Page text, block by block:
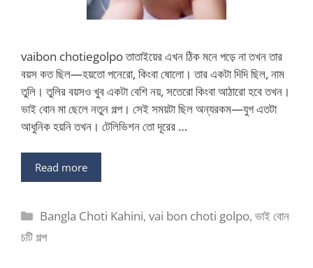
vaibon chotiegolpo তাতাইয়ের এখন ঠিক মনে পড়ে না তখন তার
বয়স কত ছিল—হয়তো পনেরো, কিংবা ষোলো। তার একটা দিদি ছিল, নাম
তুলি। তুলির বয়সও খুব একটা বেশি নয়, সতেরো কিংবা আঠারো হবে তখন।
ভাই বোন মা ছেলে নতুন গল্প। সেই সময়টা ছিল অন্যরকম—যুগ এতটা
আধুনিক হয়নি তখন। টেলিভিশন তো দূরের …
Read more
Categories
Bangla Choti Kahini,vai bon choti golpo,ভাই বোন
চটি গল্প